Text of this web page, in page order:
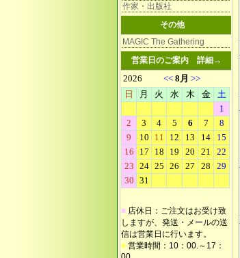
作家・出版社
その他
MAGIC The Gathering
営業日のご案内 詳細→
■ 店休日：ご注文はお受け致
しますが、発送・メールの送
信は営業日に行います。
■ 営業時間：10：00.～17：